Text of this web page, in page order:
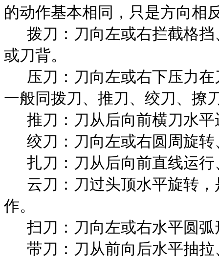
的动作基本相同，只是方向相
拨刀：刀向左或右拦截格
或刀背。
压刀：刀向左或右下压力
一般同拨刀、推刀、绞刀、撩
推刀：刀从后向前横刀水
绞刀：刀向左或右圆周旋
扎刀：刀从后向前直线运
云刀：刀过头顶水平旋转
作。
扫刀：刀向左或右水平圆
带刀：刀从前向后水平抽